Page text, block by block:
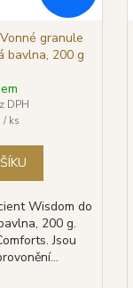
granule
bavlna, 200 g
DPH
/ ks
Wisdom do
200 g.
Jsou